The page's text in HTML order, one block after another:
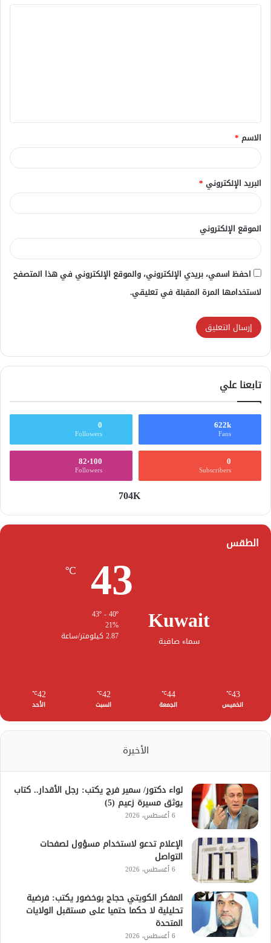
ق
*
الاسم *
البريد الإلكتروني *
الموقع الإلكتروني
احفظ اسمي، بريدي الإلكتروني، والموقع الإلكتروني في هذا المتصفح
لاستخدامها المرة المقبلة في تعليقي.
تابعنا علي
622k
Fans
0
Followers
0
Subscribers
82٬100
Followers
704K
الطقس
Kuwait
سماء صافية
43
℃
21%
2.87 كيلومتر/ساعة
43
℃
الخميس
44
℃
الجمعة
42
℃
السبت
42
℃
الأحد
الأخيرة
لواء دكتور/ سمير فرج يكتب: رجل الأقدار.. كتاب
يوثق مسيرة زعيم (5)
6 أغسطس، 2026
الإعلام تدعو لاستخدام مسؤول لصفحات
التواصل
6 أغسطس، 2026
المفكر الكويتي حجاج بوخضور يكتب: فرضية
تحليلية لا حكما حتميا على مستقبل الولايات
المتحدة
6 أغسطس، 2026